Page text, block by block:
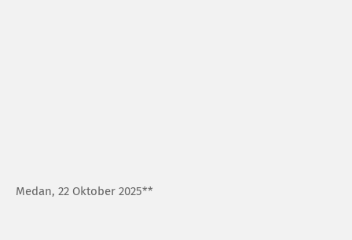
Medan, 22 Oktober 2025**